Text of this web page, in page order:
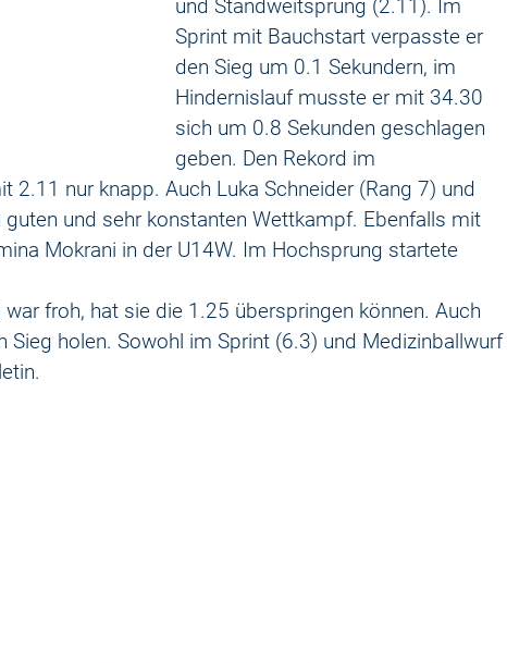
und Standweitsprung (2.11). Im
Sprint mit Bauchstart verpasste er
den Sieg um 0.1 Sekundern, im
Hindernislauf musste er mit 34.30
sich um 0.8 Sekunden geschlagen
geben. Den Rekord im
2.11 nur knapp. Auch Luka Schneider (Rang 7) und
guten und sehr konstanten Wettkampf. Ebenfalls mit
Mokrani in der U14W. Im Hochsprung startete
froh, hat sie die 1.25 überspringen können. Auch
Sieg holen. Sowohl im Sprint (6.3) und Medizinballwurf